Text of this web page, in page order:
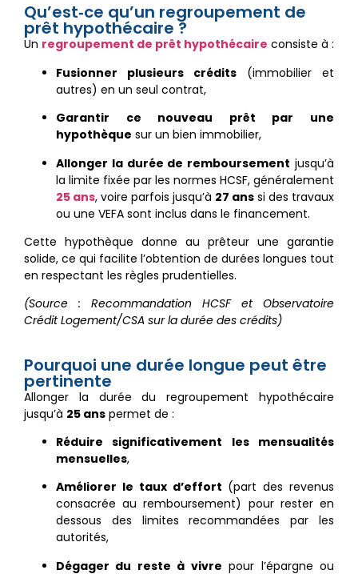
Qu’est‑ce qu’un regroupement de
prêt hypothécaire ?
Un regroupement de prêt hypothécaire consiste à :
Fusionner plusieurs crédits (immobilier et
autres) en un seul contrat,
Garantir ce nouveau prêt par une
hypothèque sur un bien immobilier,
Allonger la durée de remboursement jusqu’à
la limite fixée par les normes HCSF, généralement
25 ans, voire parfois jusqu’à 27 ans si des travaux
ou une VEFA sont inclus dans le financement.
Cette hypothèque donne au prêteur une garantie
solide, ce qui facilite l’obtention de durées longues tout
en respectant les règles prudentielles.
(Source : Recommandation HCSF et Observatoire
Crédit Logement/CSA sur la durée des crédits)
Pourquoi une durée longue peut être
pertinente
Allonger la durée du regroupement hypothécaire
jusqu’à 25 ans permet de :
Réduire significativement les mensualités
mensuelles,
Améliorer le taux d’effort (part des revenus
consacrée au remboursement) pour rester en
dessous des limites recommandées par les
autorités,
Dégager du reste à vivre pour l’épargne ou